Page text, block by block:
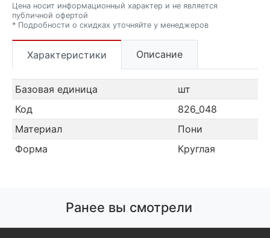
Цена носит информационный характер и не является
публичной офертой
* Подробности о скидках уточняйте у менеджеров
Характеристики Описание
Базовая единица
шт
Код
826_048
Материал
Пони
Форма
Круглая
Ранее вы смотрели